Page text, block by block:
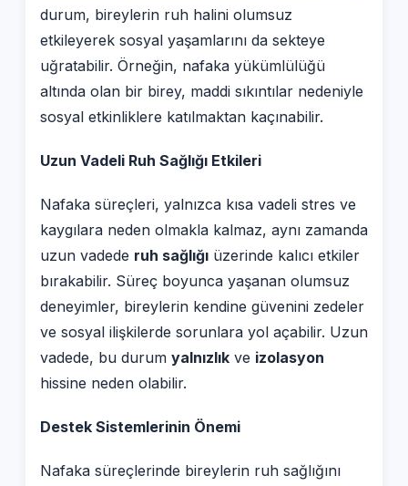
durum, bireylerin ruh halini olumsuz
etkileyerek sosyal yaşamlarını da sekteye
uğratabilir. Örneğin, nafaka yükümlülüğü
altında olan bir birey, maddi sıkıntılar nedeniyle
sosyal etkinliklere katılmaktan kaçınabilir.
Uzun Vadeli Ruh Sağlığı Etkileri
Nafaka süreçleri, yalnızca kısa vadeli stres ve
kaygılara neden olmakla kalmaz, aynı zamanda
uzun vadede ruh sağlığı üzerinde kalıcı etkiler
bırakabilir. Süreç boyunca yaşanan olumsuz
deneyimler, bireylerin kendine güvenini zedeler
ve sosyal ilişkilerde sorunlara yol açabilir. Uzun
vadede, bu durum yalnızlık ve izolasyon
hissine neden olabilir.
Destek Sistemlerinin Önemi
Nafaka süreçlerinde bireylerin ruh sağlığını